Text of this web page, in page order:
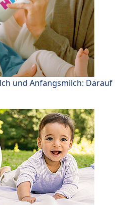
und Anfangsmilch: Darauf